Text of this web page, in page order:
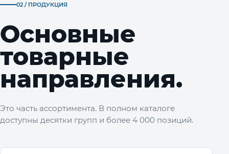
02 / ПРОДУКЦИЯ
Основные
товарные
направления.
Это часть ассортимента. В полном каталоге
доступны десятки групп и более 4 000 позиций.